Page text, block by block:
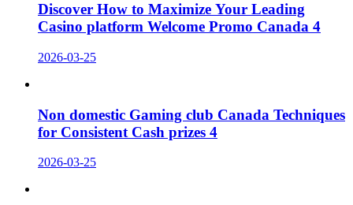
Discover How to Maximize Your Leading
Casino platform Welcome Promo Canada 4
2026-03-25
Non domestic Gaming club Canada Techniques
for Consistent Cash prizes 4
2026-03-25